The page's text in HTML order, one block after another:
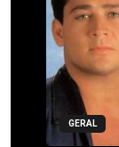
GERAL